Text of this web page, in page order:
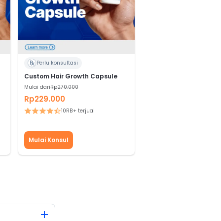
Perlu konsultasi
Custom Hair Growth Capsule
Mulai dariRp270.000
Rp229.000
10RB+ terjual
Mulai Konsul